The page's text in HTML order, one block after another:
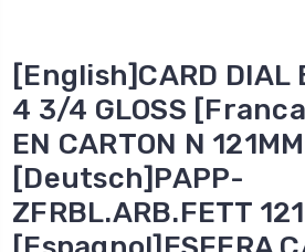
[English]CARD DIAL
4 3/4 GLOSS
EN CARTON N
[Deutsch]PAPP-
ZFRBL.ARB.FETT